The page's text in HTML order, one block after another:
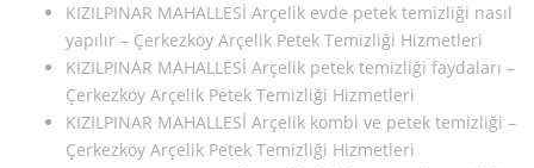
KIZILPINAR MAHALLESİ Arçelik evde petek temizliği nasıl
yapılır – Çerkezköy Arçelik Petek Temizliği Hizmetleri
KIZILPINAR MAHALLESİ Arçelik petek temizliği faydaları –
Çerkezköy Arçelik Petek Temizliği Hizmetleri
KIZILPINAR MAHALLESİ Arçelik kombi ve petek temizliği –
Çerkezköy Arçelik Petek Temizliği Hizmetleri